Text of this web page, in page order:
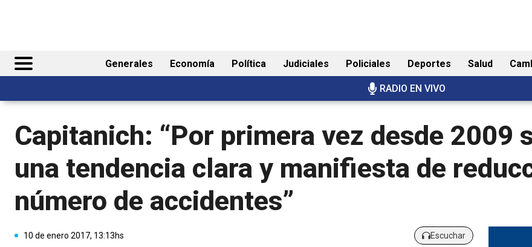
Generales Economía Política Judiciales Policiales Deportes Salud
RADIO EN VIVO
Capitanich: “Por primera vez desde 2009
una tendencia clara y manifiesta de
número de accidentes”
10 de enero 2017, 13:13hs Escuchar